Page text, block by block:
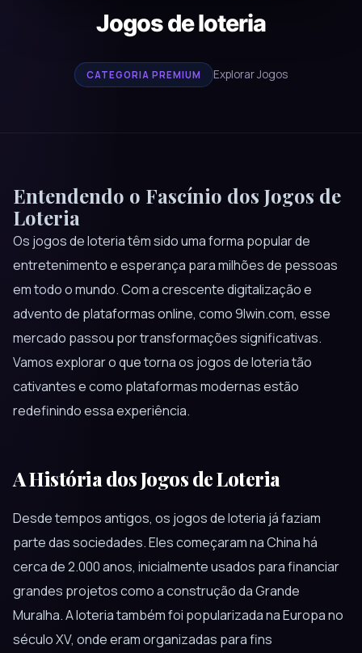
Jogos de loteria
CATEGORIA PREMIUM Explorar Jogos
Entendendo o Fascínio dos Jogos de
Loteria
Os jogos de loteria têm sido uma forma popular de
entretenimento e esperança para milhões de pessoas
em todo o mundo. Com a crescente digitalização e
advento de plataformas online, como 9lwin.com, esse
mercado passou por transformações significativas.
Vamos explorar o que torna os jogos de loteria tão
cativantes e como plataformas modernas estão
redefinindo essa experiência.
A História dos Jogos de Loteria
Desde tempos antigos, os jogos de loteria já faziam
parte das sociedades. Eles começaram na China há
cerca de 2.000 anos, inicialmente usados para financiar
grandes projetos como a construção da Grande
Muralha. A loteria também foi popularizada na Europa no
século XV, onde eram organizadas para fins